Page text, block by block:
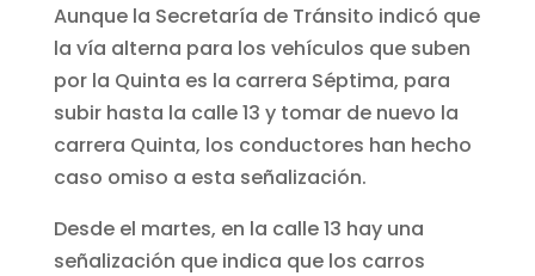
Aunque la Secretaría de Tránsito indicó que
la vía alterna para los vehículos que suben
por la Quinta es la carrera Séptima, para
subir hasta la calle 13 y tomar de nuevo la
carrera Quinta, los conductores han hecho
caso omiso a esta señalización.
Desde el martes, en la calle 13 hay una
señalización que indica que los carros